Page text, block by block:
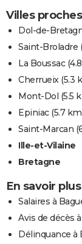
Villes
Dol-de-
Saint-Broladre
La Boussac
Cherrueix(5.3
Mont-Dol (5.5
Epiniac(5.7
Saint-Marcan
Ille-et-Vilaine
Bretagne
En savoir
Salaires à
Avis de décès
Délinquance à